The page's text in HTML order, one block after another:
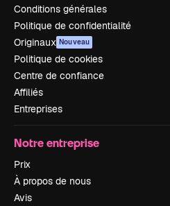
Conditions générales
Politique de confidentialité
Originaux Nouveau
Politique de cookies
Centre de confiance
Affiliés
Entreprises
Notre entreprise
Prix
À propos de nous
Avis